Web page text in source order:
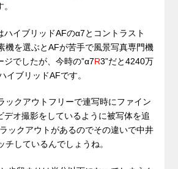
ハイブリッドAFのα7とコントラスト
機を選ぶとAFが苦手で風景写真専門機
ジでしたが、今時の”α7R3”だと4240万
イブリッドAFです。
ックアウトフリーで連写時にファイン
デオ撮影をしているように被写体を追
ックアウトがあるのでその違いで中井
チしているんでしょうね。